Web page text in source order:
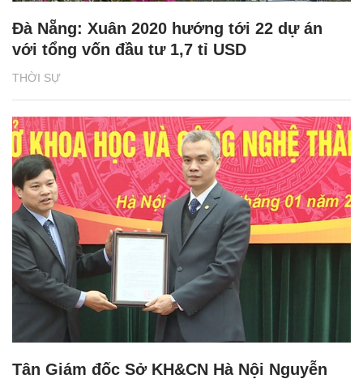
THỜI SỰ
Đà Nẵng: Xuân 2020 hướng tới 22 dự án
với tổng vốn đầu tư 1,7 tỉ USD
Tân Giám đốc Sở KH&CN Hà Nội Nguyễn